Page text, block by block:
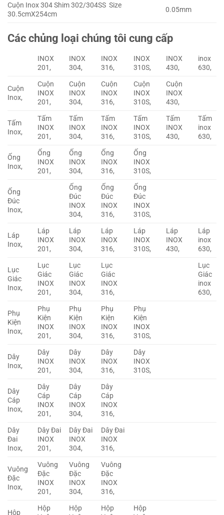
Cuộn Inox 304 Shim 302/304SS Size
30.5cmX254cm
0.05mm
Các chủng loại chúng tôi cung cấp
INOX
201,
INOX
304,
INOX
316,
INOX
310S,
INOX
430,
inox
630,
Cuộn
Inox,
Cuộn
INOX
201,
Cuộn
INOX
304,
Cuộn
INOX
316,
Cuộn
INOX
310S,
Cuộn
INOX
430,
Tấm
Inox,
Tấm
INOX
201,
Tấm
INOX
304,
Tấm
INOX
316,
Tấm
INOX
310S,
Tấm
INOX
430,
Tấm
inox
630,
Ống
Inox,
Ống
INOX
201,
Ống
INOX
304,
Ống
INOX
316,
Ống
INOX
310S,
Ống
Đúc
Inox,
Ống
Đúc
INOX
304,
Ống
Đúc
INOX
316,
Ống
Đúc
INOX
310S,
Láp
Inox,
Láp
INOX
201,
Láp
INOX
304,
Láp
INOX
316,
Láp
INOX
310S,
Láp
INOX
430,
Láp
inox
630,
Lục
Giác
Inox,
Lục
Giác
INOX
201,
Lục
Giác
INOX
304,
Lục
Giác
INOX
316,
Lục
Giác
inox
630,
Phụ
Kiện
Inox,
Phụ
Kiện
INOX
201,
Phụ
Kiện
INOX
304,
Phụ
Kiện
INOX
316,
Phụ
Kiện
INOX
310S,
Dây
Inox,
Dây
INOX
201,
Dây
INOX
304,
Dây
INOX
316,
Dây
INOX
310S,
Dây
Cáp
Inox,
Dây
Cáp
INOX
201,
Dây
Cáp
INOX
304,
Dây
Cáp
INOX
316,
Dây
Đai
Inox,
Dây Đai
INOX
201,
Dây Đai
INOX
304,
Dây Đai
INOX
316,
Vuông
Đặc
Inox,
Vuông
Đặc
INOX
201,
Vuông
Đặc
INOX
304,
Vuông
Đặc
INOX
316,
Hộp
Hộp
Hộp
Hộp
Hộp